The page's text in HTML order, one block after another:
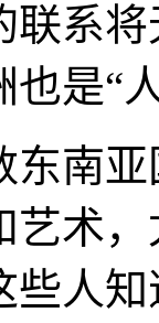
联系
是“
东南
艺术
些人